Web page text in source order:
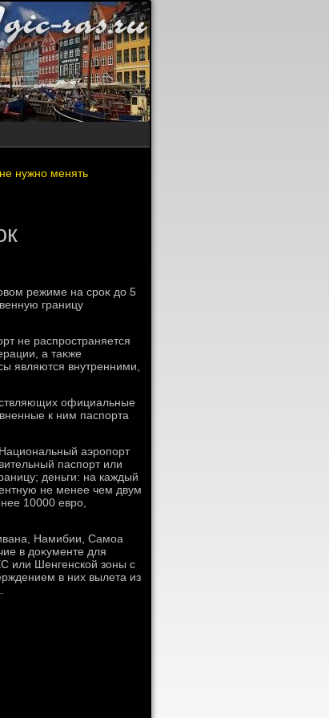
нужно менять
режиме на сроκ дο 5
границу
не распространяется
а таκже
являются внутренними,
официальные
к ним паспорта
аэропорт
паспорт или
деньги: на каждый
не менее чем двум
10000 евро,
Намибии, Самоа
в дοκументе для
или Шенгенской зоны с
в них вылета из